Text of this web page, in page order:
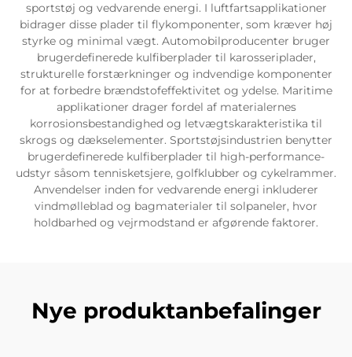
sportstøj og vedvarende energi. I luftfartsapplikationer
bidrager disse plader til flykomponenter, som kræver høj
styrke og minimal vægt. Automobilproducenter bruger
brugerdefinerede kulfiberplader til karosseriplader,
strukturelle forstærkninger og indvendige komponenter
for at forbedre brændstofeffektivitet og ydelse. Maritime
applikationer drager fordel af materialernes
korrosionsbestandighed og letvægtskarakteristika til
skrogs og dækselementer. Sportstøjsindustrien benytter
brugerdefinerede kulfiberplader til high-performance-
udstyr såsom tennisketsjere, golfklubber og cykelrammer.
Anvendelser inden for vedvarende energi inkluderer
vindmølleblad og bagmaterialer til solpaneler, hvor
holdbarhed og vejrmodstand er afgørende faktorer.
Nye produktanbefalinger